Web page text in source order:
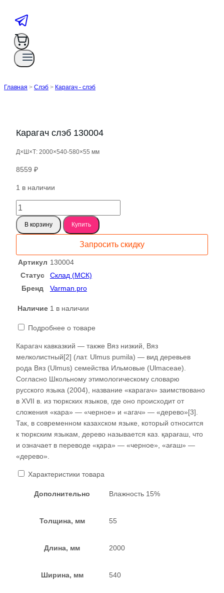
Главная > Слэб > Карагач - слэб
Карагач слэб 130004
Д×Ш×Т: 2000×540-580×55 мм
8559 ₽
1 в наличии
Количество
товара
Карагач
слэб
В корзину Купить
Запросить скидку
Артикул 130004
Статус
Склад (МСК)
Бренд
Varman.pro
Наличие 1 в наличии
Подробнее о товаре
Карагач кавказкий — также Вяз низкий, Вяз
мелколистный[2] (лат. Ulmus pumila) — вид деревьев
рода Вяз (Ulmus) семейства Ильмовые (Ulmaceae).
Согласно Школьному этимологическому словарю
русского языка (2004), название «карагач» заимствовано
в XVII в. из тюркских языков, где оно происходит от
сложения «кара» — «черное» и «агач» — «дерево»[3].
Так, в современном казахском языке, который относится
к тюркским языкам, дерево называется каз. қарағаш, что
и означает в переводе «қара» — «черное», «ағаш» —
«дерево».
Характеристики товара
Дополнительно Влажность 15%
Толщина, мм 55
Длина, мм 2000
Ширина, мм 540